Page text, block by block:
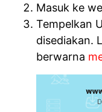
Masuk ke
Tempelkan
disediakan.
berwarna